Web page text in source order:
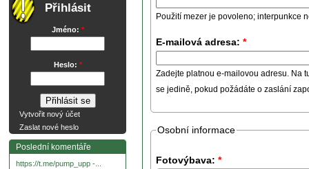
Přihlásit
Jméno: *
Heslo: *
Vytvořit nový účet
Zaslat nové heslo
Poslední komentáře
https://t.me/pump_upp -...
Použití mezer je povoleno; interpunkce
E-mailová adresa: *
Zadejte platnou e-mailovou adresu. Na
se jedině, pokud požádáte o zaslání
Osobní informace
Fotovýbava: *